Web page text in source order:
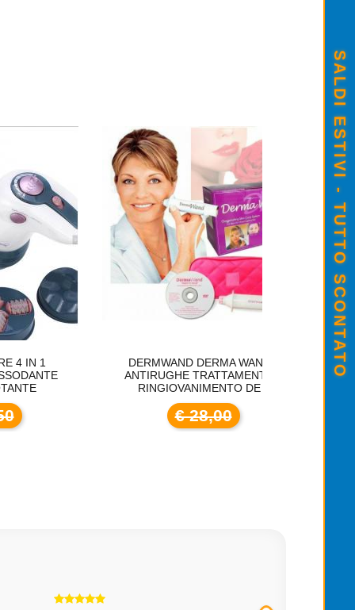
DERMWAND DERMA WAND
ANTIRUGHE TRATTAMENTO
RINGIOVANIMENTO DE
€ 28,00
FASCIALSALDI ESTIVI - TUTTO SCONTATO